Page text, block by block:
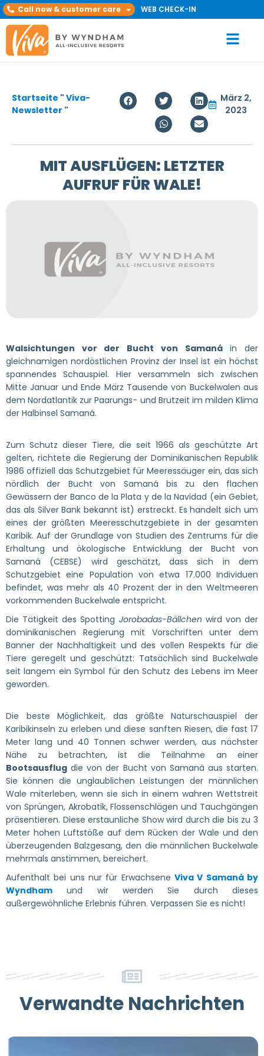
Call now & customer care WEB CHECK-IN
Startseite " Viva-
Newsletter "
März 2,
2023
MIT AUSFLÜGEN: LETZTER
AUFRUF FÜR WALE!
Walsichtungen vor der Bucht von Samanáin der
gleichnamigen nordöstlichen Provinz der Insel ist ein höchst
spannendes Schauspiel. Hier versammeln sich zwischen
Mitte Januar und Ende März Tausende von Buckelwalen aus
dem Nordatlantik zur Paarungs- und Brutzeit im milden Klima
der Halbinsel Samaná.
Zum Schutz dieser Tiere, die seit 1966 als geschützte Art
gelten, richtete die Regierung der Dominikanischen Republik
1986 offiziell das Schutzgebiet für Meeressäuger ein, das sich
nördlich der Bucht von Samaná bis zu den flachen
Gewässern der Banco de la Plata y de la Navidad (ein Gebiet,
das als Silver Bank bekannt ist) erstreckt. Es handelt sich um
eines der größten Meeresschutzgebiete in der gesamten
Karibik. Auf der Grundlage von Studien des Zentrums für die
Erhaltung und ökologische Entwicklung der Bucht von
Samaná (CEBSE) wird geschätzt, dass sich in dem
Schutzgebiet eine Population von etwa 17.000 Individuen
befindet, was mehr als 40 Prozent der in den Weltmeeren
vorkommenden Buckelwale entspricht.
Die Tätigkeit des Spotting Jorobadas-Bällchen wird von der
dominikanischen Regierung mit Vorschriften unter dem
Banner der Nachhaltigkeit und des vollen Respekts für die
Tiere geregelt und geschützt: Tatsächlich sind Buckelwale
seit langem ein Symbol für den Schutz des Lebens im Meer
geworden.
Die beste Möglichkeit, das größte Naturschauspiel der
Karibikinseln zu erleben und diese sanften Riesen, die fast 17
Meter lang und 40 Tonnen schwer werden, aus nächster
Nähe zu betrachten, ist die Teilnahme an einer
Bootsausflug die von der Bucht von Samaná aus starten.
Sie können die unglaublichen Leistungen der männlichen
Wale miterleben, wenn sie sich in einem wahren Wettstreit
von Sprüngen, Akrobatik, Flossenschlägen und Tauchgängen
präsentieren. Diese erstaunliche Show wird durch die bis zu 3
Meter hohen Luftstöße auf dem Rücken der Wale und den
überzeugenden Balzgesang, den die männlichen Buckelwale
mehrmals anstimmen, bereichert.
Aufenthalt bei uns nur für Erwachsene Viva V Samaná by
Wyndham und wir werden Sie durch dieses
außergewöhnliche Erlebnis führen. Verpassen Sie es nicht!
Verwandte Nachrichten